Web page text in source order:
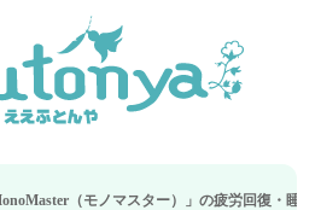
労回復・睡眠の向上特集に当社のリカバリー